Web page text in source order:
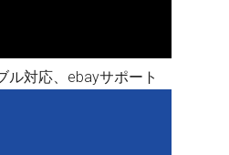
ル対応、ebayサポート